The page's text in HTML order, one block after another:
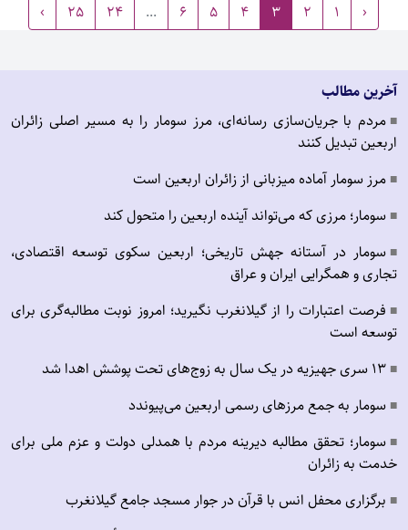
‹
1
2
3
4
5
6
...
24
25
›
آخرین مطالب
■ مردم با جریان‌سازی رسانه‌ای، مرز سومار را به مسیر اصلی زائران
اربعین تبدیل کنند
■ مرز سومار آماده میزبانی از زائران اربعین است
■ سومار؛ مرزی که می‌تواند آینده اربعین را متحول کند
■ سومار در آستانه جهش تاریخی؛ اربعین سکوی توسعه اقتصادی،
تجاری و همگرایی ایران و عراق
■ فرصت اعتبارات را از گیلانغرب نگیرید؛ امروز نوبت مطالبه‌گری برای
توسعه است
■ ۱۳ سری جهیزیه در یک سال به زوج‌های تحت پوشش اهدا شد
■ سومار به جمع مرزهای رسمی اربعین می‌پیوندد
■ سومار؛ تحقق مطالبه دیرینه مردم با همدلی دولت و عزم ملی برای
خدمت به زائران
■ برگزاری محفل انس با قرآن در جوار مسجد جامع گیلانغرب